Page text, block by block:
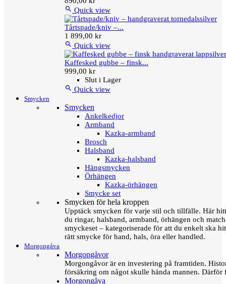
 Quick view
Tårtspade/kniv –...
1 899,00 kr
 Quick view
Kaffesked gubbe – finsk...
999,00 kr
Slut i Lager
 Quick view
Smycken
Smycken
Ankelkedjor
Armband
Kazka-armband
Brosch
Halsband
Kazka-halsband
Hängsmycken
Örhängen
Kazka-örhängen
Smycke set
Smycken för hela kroppen
Upptäck smycken för varje stil och tillfälle. Här
du ringar, halsband, armband, örhängen och
smyckeset – kategoriserade för att du enkelt ska
rätt smycke för hand, hals, öra eller handled.
Morgongåva
Morgongåvor
Morgongåvor är en investering på framtiden.
försäkring om något skulle hända mannen.
Morgongåva